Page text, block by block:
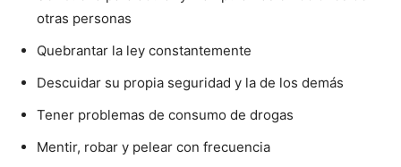
otras personas
Quebrantar la ley constantemente
Descuidar su propia seguridad y la de los demás
Tener problemas de consumo de drogas
Mentir, robar y pelear con frecuencia